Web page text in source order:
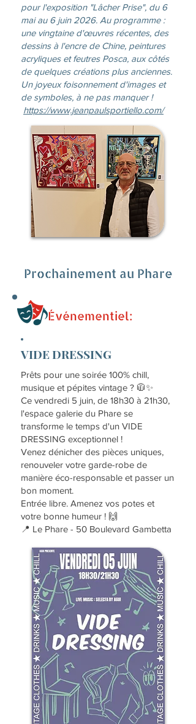
pour l'exposition "Lâcher Prise", du 6
mai au 6 juin 2026. Au programme :
une vingtaine d'œuvres récentes, des
dessins à l'encre de Chine, peintures
acryliques et feutres Posca, aux côtés
de quelques créations plus anciennes.
Un joyeux foisonnement d'images et
de symboles, à ne pas manquer !
https://www.jeanpaulsportiello.com/
Prochainement au Phare
Événementiel:
VIDE DRESSING
Prêts pour une soirée 100% chill,
musique et pépites vintage ? 🧥✨
Ce vendredi 5 juin, de 18h30 à 21h30,
l'espace galerie du Phare se
transforme le temps d'un VIDE
DRESSING exceptionnel !
Venez dénicher des pièces uniques,
renouveler votre garde-robe de
manière éco-responsable et passer un
bon moment.
Entrée libre. Amenez vos potes et
votre bonne humeur ! 🙌
📍 Le Phare - 50 Boulevard Gambetta